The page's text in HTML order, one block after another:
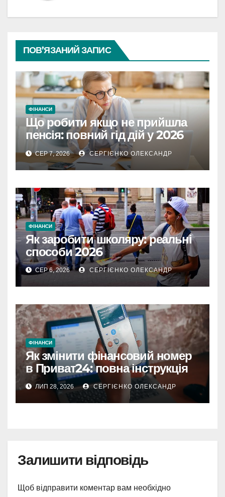
ПОВ’ЯЗАНИЙ ЗАПИС
ФІНАНСИ
Що робити якщо не прийшла
пенсія: повний гід дій у 2026
році
СЕР 7, 2026 СЕРГІЄНКО ОЛЕКСАНДР
ФІНАНСИ
Як заробити школяру: реальні
способи 2026
СЕР 6, 2026 СЕРГІЄНКО ОЛЕКСАНДР
ФІНАНСИ
Як змінити фінансовий номер
в Приват24: повна інструкція
ЛИП 28, 2026 СЕРГІЄНКО ОЛЕКСАНДР
Залишити відповідь
Щоб відправити коментар вам необхідно